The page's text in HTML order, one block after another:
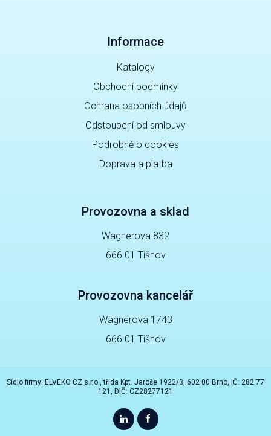
Informace
Katalogy
Obchodní podmínky
Ochrana osobních údajů
Odstoupení od smlouvy
Podrobně o cookies
Doprava a platba
Provozovna a sklad
Wagnerova 832
666 01 Tišnov
Provozovna kancelář
Wagnerova 1743
666 01 Tišnov
Sídlo firmy: ELVEKO CZ s.r.o., třída Kpt. Jaroše 1922/3, 602 00 Brno, IČ: 282 77
121, DIČ: CZ28277121